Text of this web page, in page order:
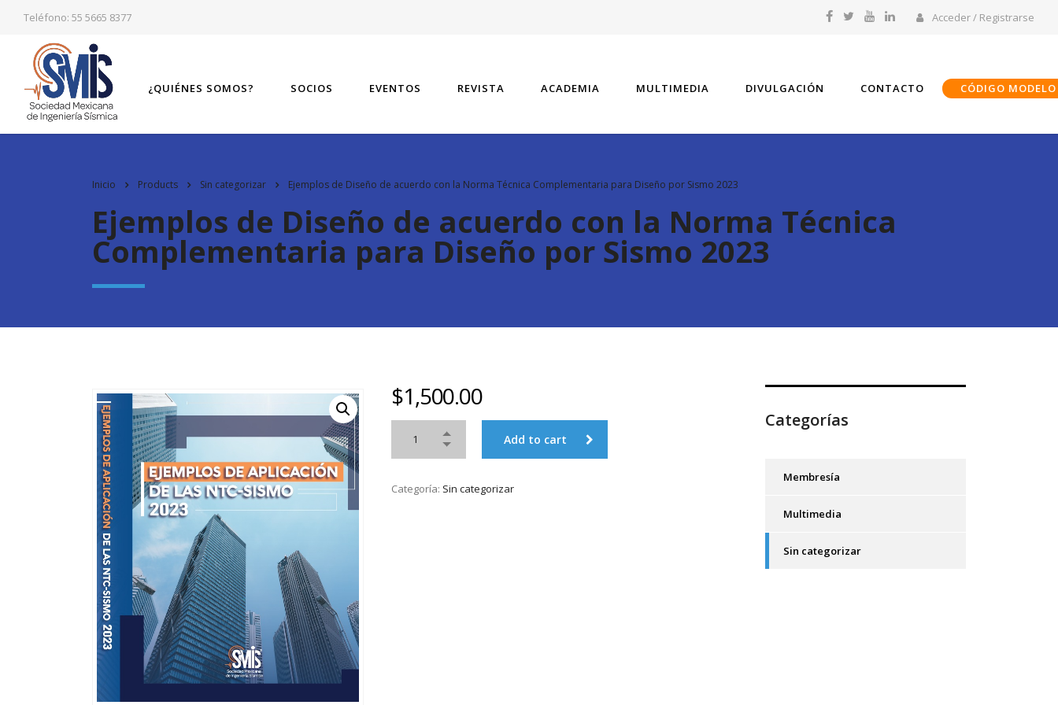
Teléfono: 55 5665 8377 Acceder / Registrarse
¿QUIÉNES SOMOS? SOCIOS EVENTOS REVISTA ACADEMIA MULTIMEDIA DIVULGACIÓN CONTACTO CÓDIGO MODELO
Inicio Products Sin categorizar Ejemplos de Diseño de acuerdo con la Norma Técnica Complementaria para Diseño por Sismo 2023
Ejemplos de Diseño de acuerdo con la Norma Técnica
Complementaria para Diseño por Sismo 2023
$1,500.00
Add to cart
Categoría: Sin categorizar
Categorías
Membresía
Multimedia
Sin categorizar